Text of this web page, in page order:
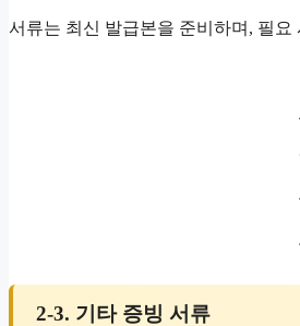
서류는 최신 발급본을 준비하며, 필
2-3. 기타 증빙 서류